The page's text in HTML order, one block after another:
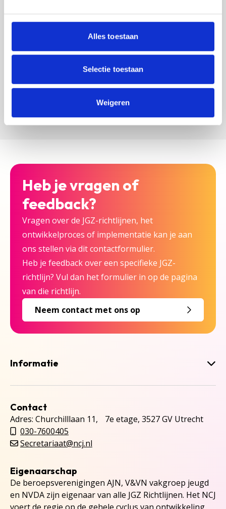
Alles toestaan
Selectie toestaan
Weigeren
Ik ga akkoord dat mijn gegevens
worden gedeeld met de
zijn bij deze JGZ-richtlijn.
Versturen
Heb je vragen of
feedback?
Vragen over de JGZ-richtlijnen, het
ontwikkelproces of implementatie kan je aan
ons stellen via dit contactformulier.
Heb je feedback over een specifieke JGZ-
richtlijn? Vul dan het formulier in op de pagina
van die richtlijn.
Neem contact met ons op
Informatie
Contact
Adres: Churchilllaan 11, 7e etage, 3527 GV Utrecht
030-7600405
Secretariaat@ncj.nl
Eigenaarschap
De beroepsverenigingen AJN, V&VN vakgroep jeugd
en NVDA zijn eigenaar van alle JGZ Richtlijnen. Het NCJ